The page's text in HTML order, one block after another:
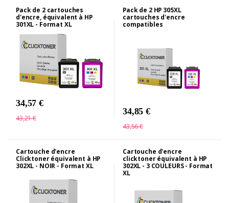
Pack de 2 cartouches
d'encre, équivalent à HP
301XL - Format XL
34,57 €
43,21 €
Pack de 2 HP 305XL
cartouches d'encre
compatibles
34,85 €
43,56 €
Cartouche d'encre
Clicktoner équivalent à HP
302XL - NOIR - Format XL
Cartouche d'encre
clicktoner équivalent à HP
302XL - 3 COULEURS - Format
XL